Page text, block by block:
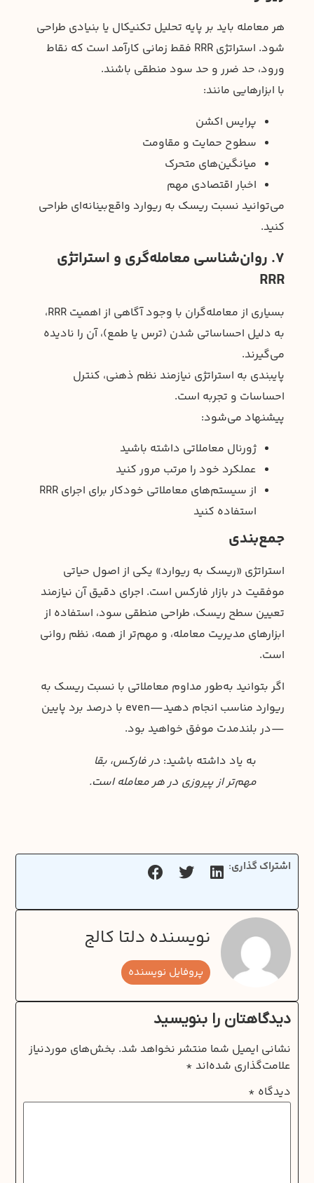
هر معامله باید بر پایه تحلیل تکنیکال یا بنیادی طراحی
شود. استراتژی RRR فقط زمانی کارآمد است که نقاط
ورود، حد ضرر و حد سود منطقی باشند.
با ابزارهایی مانند:
پرایس اکشن
سطوح حمایت و مقاومت
میانگین‌های متحرک
اخبار اقتصادی مهم
می‌توانید نسبت ریسک به ریوارد واقع‌بینانه‌ای طراحی
کنید.
7. روان‌شناسی معامله‌گری و استراتژی
RRR
بسیاری از معامله‌گران با وجود آگاهی از اهمیت RRR،
به دلیل احساساتی شدن (ترس یا طمع)، آن را نادیده
می‌گیرند.
پایبندی به استراتژی نیازمند نظم ذهنی، کنترل
احساسات و تجربه است.
پیشنهاد می‌شود:
ژورنال معاملاتی داشته باشید
عملکرد خود را مرتب مرور کنید
از سیستم‌های معاملاتی خودکار برای اجرای RRR
استفاده کنید
جمع‌بندی
استراتژی «ریسک به ریوارد» یکی از اصول حیاتی
موفقیت در بازار فارکس است. اجرای دقیق آن نیازمند
تعیین سطح ریسک، طراحی منطقی سود، استفاده از
ابزارهای مدیریت معامله، و مهم‌تر از همه، نظم روانی
است.
اگر بتوانید به‌طور مداوم معاملاتی با نسبت ریسک به
ریوارد مناسب انجام دهید—even با درصد برد پایین
—در بلندمدت موفق خواهید بود.
به یاد داشته باشید: در فارکس، بقا
مهم‌تر از پیروزی در هر معامله است.
اشتراک گذاری:
نویسنده دلتا کالج
پروفایل نویسنده
دیدگاهتان را بنویسید
نشانی ایمیل شما منتشر نخواهد شد. بخش‌های موردنیاز
علامت‌گذاری شده‌اند *
دیدگاه *